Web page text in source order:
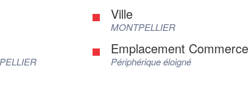
Ville
MONTPELLIER
Emplacement Commerce
Périphérique éloigné